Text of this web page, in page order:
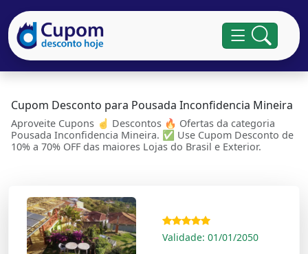
Cupom Desconto para Pousada Inconfidencia Mineira
Aproveite Cupons ☝ Descontos 🔥 Ofertas da categoria
Pousada Inconfidencia Mineira. ✅ Use Cupom Desconto de
10% a 70% OFF das maiores Lojas do Brasil e Exterior.
Validade: 01/01/2050